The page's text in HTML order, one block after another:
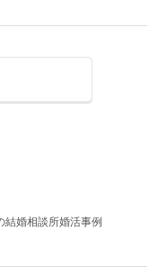
結婚相談所婚活事例